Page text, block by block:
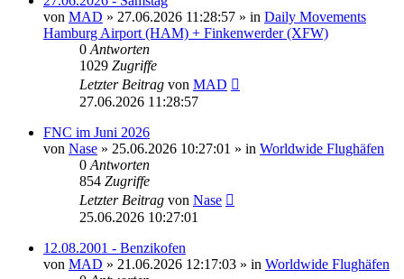
von MAD » 27.06.2026 11:28:57 » in Daily Movements
Hamburg Airport (HAM) + Finkenwerder (XFW)
0 Antworten
1029 Zugriffe
Letzter Beitrag von MAD
27.06.2026 11:28:57
FNC im Juni 2026
von Nase » 25.06.2026 10:27:01 » in Worldwide Flughäfen
0 Antworten
854 Zugriffe
Letzter Beitrag von Nase
25.06.2026 10:27:01
12.08.2001 - Benzikofen
von MAD » 21.06.2026 12:17:03 » in Worldwide Flughäfen